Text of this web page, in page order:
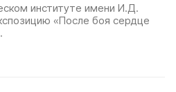
институте имени И.Д.
«После боя сердце